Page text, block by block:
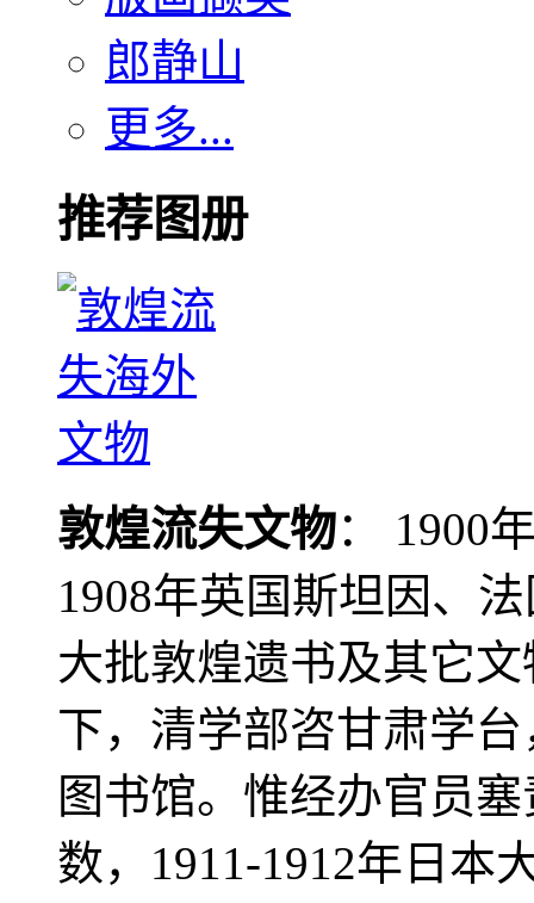
郎静山
更多...
推荐图册
敦煌流失文物： 1900
1908年英国斯坦因、
大批敦煌遗书及其它
下，清学部咨甘肃学
图书馆。惟经办官员
数，1911-1912年日本